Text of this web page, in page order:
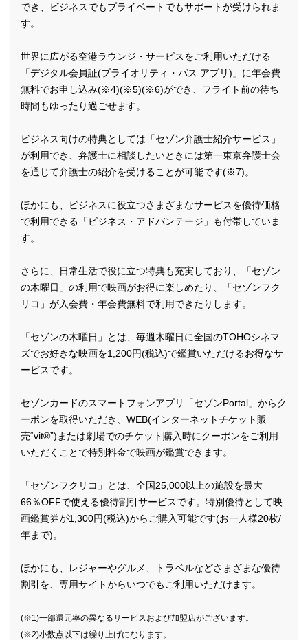
でき、ビジネスでもプライベートでもサポートが受けられま
す。
世界に広がる空港ラウンジ・サービスをご利用いただける
「デジタル会員証(プライオリティ・パス アプリ)」に年会費
無料でお申し込み(※4)(※5)(※6)ができ、フライト前の待ち
時間もゆったり過ごせます。
ビジネス向けの特典としては「セゾン弁護士紹介サービス」
が利用でき、弁護士に相談したいときには第一東京弁護士会
を通じて弁護士の紹介を受けることが可能です(※7)。
ほかにも、ビジネスに役立つさまざまなサービスを優待価格
で利用できる「ビジネス・アドバンテージ」も付帯していま
す。
さらに、日常生活で役に立つ特典も充実しており、「セゾン
の木曜日」の利用で映画がお得に楽しめたり、「セゾンフク
リコ」が入会費・年会費無料で利用できたりします。
「セゾンの木曜日」とは、毎週木曜日に全国のTOHOシネマ
ズでお好きな映画を1,200円(税込)で鑑賞いただけるお得なサ
ービスです。
セゾンカードのスマートフォンアプリ「セゾンPortal」からク
ーポンを取得いただき、WEB(インターネットチケット販
売“vit®”)または劇場でのチケット購入時にクーポンをご利用
いただくことで特別料金で映画が鑑賞できます。
「セゾンフクリコ」とは、全国25,000以上の施設を最大
66％OFFで使える優待割引サービスです。特別優待として映
画鑑賞券が1,300円(税込)からご購入可能です(お一人様20枚/
年まで)。
ほかにも、レジャーやグルメ、トラベルなどさまざまな優待
割引を、専用サイトからいつでもご利用いただけます。
(※1)一部還元率の異なるサービスおよび加盟店がございます。
(※2)小数点以下は繰り上げになります。